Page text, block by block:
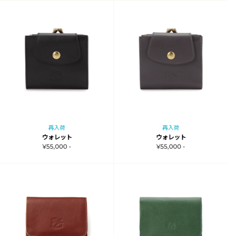
再入荷
ウォレット
¥55,000 -
再入荷
ウォレット
¥55,000 -